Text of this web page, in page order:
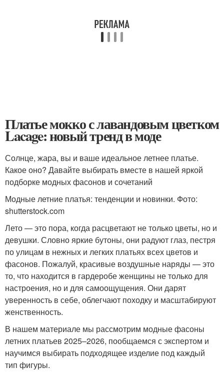
Платье мокко с лавандовым цветком
Lacage: новый тренд в моде
Солнце, жара, вы и ваше идеальное летнее платье.
Какое оно? Давайте выбирать вместе в нашей яркой
подборке модных фасонов и сочетаний
Модные летние платья: тенденции и новинки. Фото:
shutterstock.com
Лето — это пора, когда расцветают не только цветы, но и
девушки. Словно яркие бутоны, они радуют глаз, пестря
по улицам в нежных и легких платьях всех цветов и
фасонов. Пожалуй, красивые воздушные наряды — это
то, что находится в гардеробе женщины не только для
настроения, но и для самоощущения. Они дарят
уверенность в себе, облегчают походку и масштабируют
женственность.
В нашем материале мы рассмотрим модные фасоны
летних платьев 2025–2026, пообщаемся с экспертом и
научимся выбирать подходящее изделие под каждый
тип фигуры.